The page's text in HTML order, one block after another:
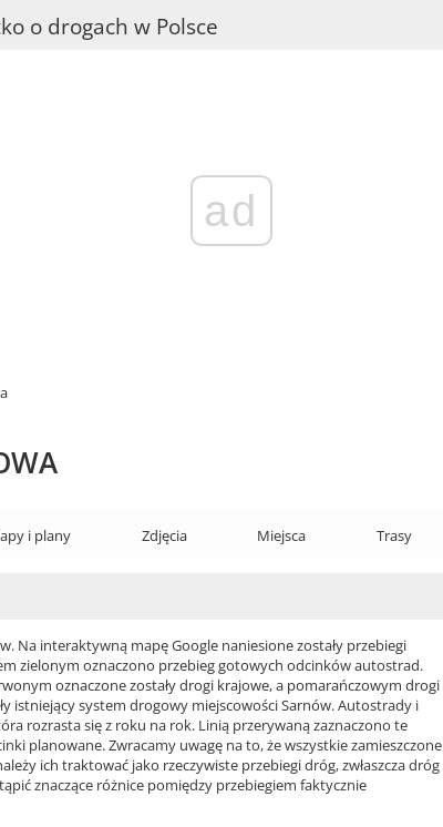
o drogach w Polsce
ad
i plany Zdjęcia Miejsca Trasy
Na interaktywną mapę Google naniesione zostały przebiegi
zielonym oznaczono przebieg gotowych odcinków autostrad.
oznaczone zostały drogi krajowe, a pomarańczowym drogi
istniejący system drogowy miejscowości Sarnów. Autostrady i
rozrasta się z roku na rok. Linią przerywaną zaznaczono te
planowane. Zwracamy uwagę na to, że wszystkie zamieszczone
ich traktować jako rzeczywiste przebiegi dróg, zwłaszcza dróg
znaczące różnice pomiędzy przebiegiem faktycznie